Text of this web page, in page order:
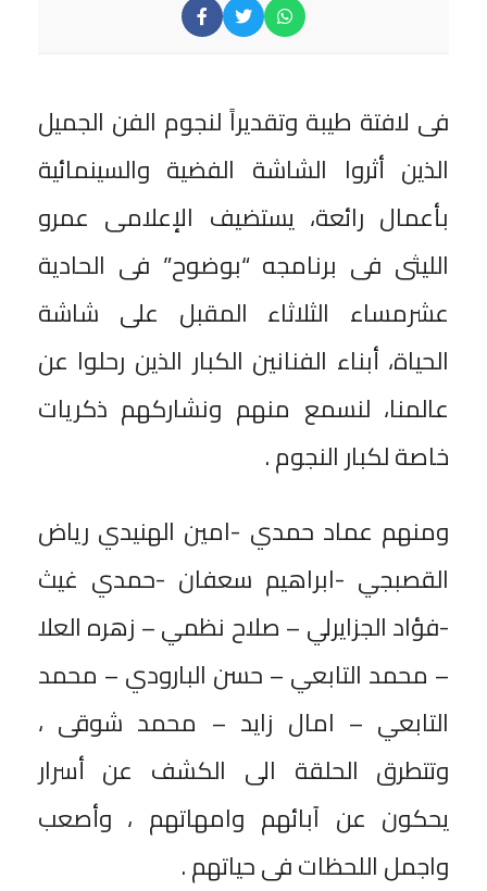
فى لافتة طيبة وتقديراً لنجوم الفن الجميل
الذين أثروا الشاشة الفضية والسينمائية
بأعمال رائعة، يستضيف الإعلامى عمرو
الليثى فى برنامجه “بوضوح” فى الحادية
عشرمساء الثلاثاء المقبل على شاشة
الحياة، أبناء الفنانين الكبار الذين رحلوا عن
عالمنا، لنسمع منهم ونشاركهم ذكريات
خاصة لكبار النجوم .
ومنهم عماد حمدي -امين الهنيدي رياض
القصبجي -ابراهيم سعفان -حمدي غيث
-فؤاد الجزايرلي – صلاح نظمي – زهره العلا
– محمد التابعي – حسن البارودي – محمد
التابعي – امال زايد – محمد شوقى ،
وتتطرق الحلقة الى الكشف عن أسرار
يحكون عن آبائهم وامهاتهم ، وأصعب
واجمل اللحظات فى حياتهم .